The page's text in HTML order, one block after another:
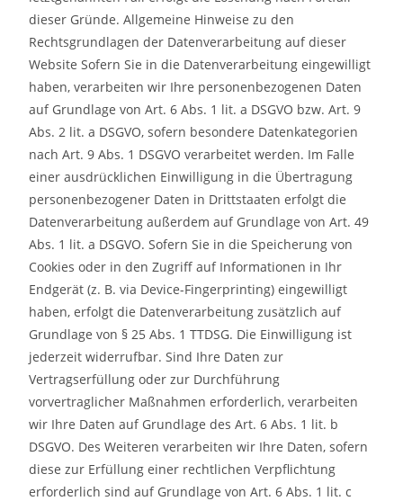
dieser Gründe. Allgemeine Hinweise zu den
Rechtsgrundlagen der Datenverarbeitung auf dieser
Website Sofern Sie in die Datenverarbeitung eingewilligt
haben, verarbeiten wir Ihre personenbezogenen Daten
auf Grundlage von Art. 6 Abs. 1 lit. a DSGVO bzw. Art. 9
Abs. 2 lit. a DSGVO, sofern besondere Datenkategorien
nach Art. 9 Abs. 1 DSGVO verarbeitet werden. Im Falle
einer ausdrücklichen Einwilligung in die Übertragung
personenbezogener Daten in Drittstaaten erfolgt die
Datenverarbeitung außerdem auf Grundlage von Art. 49
Abs. 1 lit. a DSGVO. Sofern Sie in die Speicherung von
Cookies oder in den Zugriff auf Informationen in Ihr
Endgerät (z. B. via Device-Fingerprinting) eingewilligt
haben, erfolgt die Datenverarbeitung zusätzlich auf
Grundlage von § 25 Abs. 1 TTDSG. Die Einwilligung ist
jederzeit widerrufbar. Sind Ihre Daten zur
Vertragserfüllung oder zur Durchführung
vorvertraglicher Maßnahmen erforderlich, verarbeiten
wir Ihre Daten auf Grundlage des Art. 6 Abs. 1 lit. b
DSGVO. Des Weiteren verarbeiten wir Ihre Daten, sofern
diese zur Erfüllung einer rechtlichen Verpflichtung
erforderlich sind auf Grundlage von Art. 6 Abs. 1 lit. c